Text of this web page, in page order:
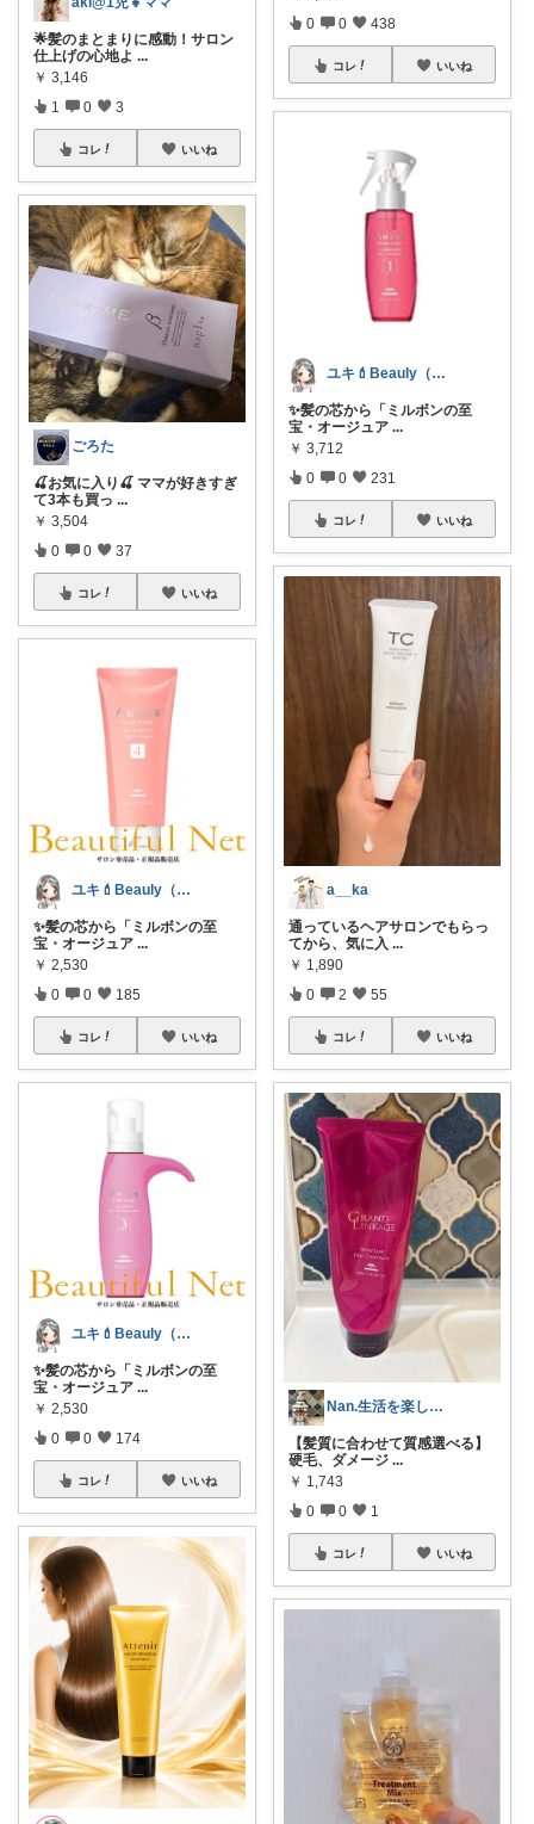
🌟髪のまとまりに感動！サロン
仕上げの心地よ ...
￥ 3,146
1 0 3
コレ いいね
ごろた
🍒お気に入り🍒 ママが好きすぎ
て3本も買っ ...
￥ 3,504
0 0 37
コレ いいね
ユキ💄Beauly（ビュウリー）
✨髪の芯から「ミルボンの至
宝・オージュア ...
￥ 2,530
0 0 185
コレ いいね
ユキ💄Beauly（ビュウリー）
✨髪の芯から「ミルボンの至
宝・オージュア ...
￥ 2,530
0 0 174
コレ いいね
0 0 438
コレ いいね
ユキ💄Beauly（ビュウリー）
✨髪の芯から「ミルボンの至
宝・オージュア ...
￥ 3,712
0 0 231
コレ いいね
a__ka
通っているヘアサロンでもらっ
てから、気に入 ...
￥ 1,890
0 2 55
コレ いいね
Nan.生活を楽しく快適に🌿
【髪質に合わせて質感選べる】
硬毛、ダメージ ...
￥ 1,743
0 0 1
コレ いいね